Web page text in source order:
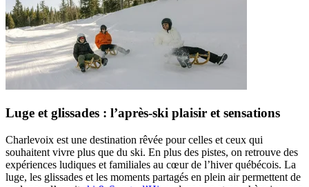
Luge et glissades : l’après-ski plaisir et sensations
Charlevoix est une destination rêvée pour celles et ceux qui
souhaitent vivre plus que du ski. En plus des pistes, on retrouve des
expériences ludiques et familiales au cœur de l’hiver québécois. La
luge, les glissades et les moments partagés en plein air permettent de